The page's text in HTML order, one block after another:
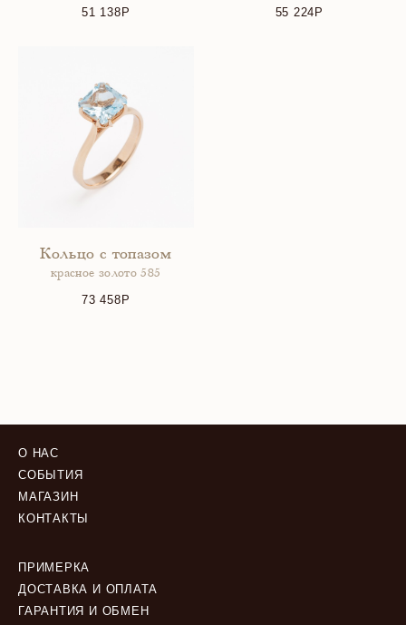
51 138 55 224
Кольцо с топазом
красное золото 585
73 458
О НАС
СОБЫТИЯ
МАГАЗИН
КОНТАКТЫ
ПРИМЕРКА
ДОСТАВКА И ОПЛАТА
ГАРАНТИЯ И ОБМЕН